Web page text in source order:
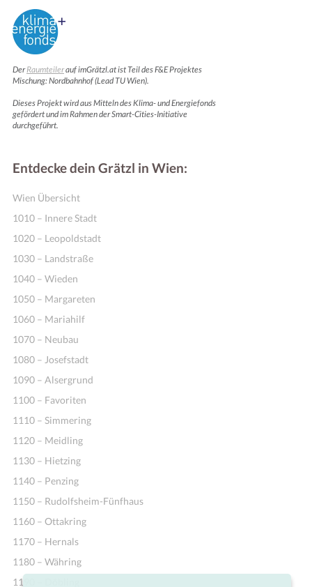
DerRaumteilerauf imGrätzl.at ist Teil des F&E Projektes
Mischung: Nordbahnhof (Lead TU Wien).
Dieses Projekt wird aus Mitteln des Klima- und Energiefonds
gefördert und im Rahmen der Smart-Cities-Initiative
durchgeführt.
Entdecke dein Grätzl in Wien:
Wien Übersicht
1010 – Innere Stadt
1020 – Leopoldstadt
1030 – Landstraße
1040 – Wieden
1050 – Margareten
1060 – Mariahilf
1070 – Neubau
1080 – Josefstadt
1090 – Alsergrund
1100 – Favoriten
1110 – Simmering
1120 – Meidling
1130 – Hietzing
1140 – Penzing
1150 – Rudolfsheim-Fünfhaus
1160 – Ottakring
1170 – Hernals
1180 – Währing
1190 – Döbling